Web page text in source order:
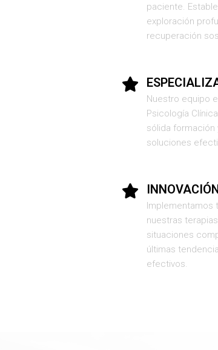
paciente.
exploración
recuperación
Nuestro equipo
Psicología
sólida formación
soluciones
Implementamos
nuestras
situaciones
últimas
efectivos.